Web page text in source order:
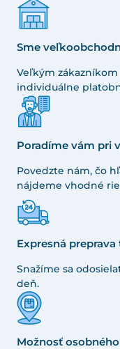
Sme
Veľkým
individuálne
Poradíme vám pri
Povedzte nám, čo
nájdeme vhodné
Expresná preprava
Snažíme sa
deň.
Možnosť